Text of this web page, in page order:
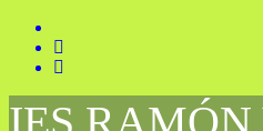
Saltar
contenido